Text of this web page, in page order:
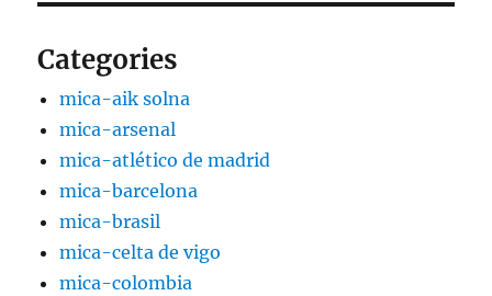
Categories
mica-aik solna
mica-arsenal
mica-atlético de madrid
mica-barcelona
mica-brasil
mica-celta de vigo
mica-colombia